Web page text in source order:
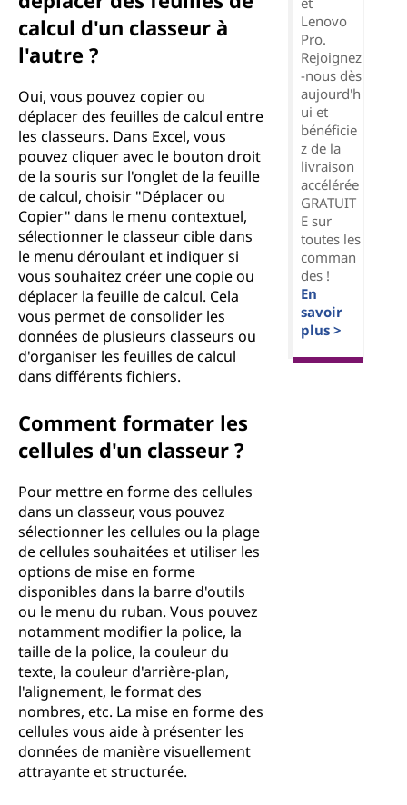
calcul d'un classeur à
l'autre ?
Oui, vous pouvez copier ou
déplacer des feuilles de calcul entre
les classeurs. Dans Excel, vous
pouvez cliquer avec le bouton droit
de la souris sur l'onglet de la feuille
de calcul, choisir "Déplacer ou
Copier" dans le menu contextuel,
sélectionner le classeur cible dans
le menu déroulant et indiquer si
vous souhaitez créer une copie ou
déplacer la feuille de calcul. Cela
vous permet de consolider les
données de plusieurs classeurs ou
d'organiser les feuilles de calcul
dans différents fichiers.
Comment formater les
cellules d'un classeur ?
Pour mettre en forme des cellules
dans un classeur, vous pouvez
sélectionner les cellules ou la plage
de cellules souhaitées et utiliser les
options de mise en forme
disponibles dans la barre d'outils
ou le menu du ruban. Vous pouvez
notamment modifier la police, la
taille de la police, la couleur du
texte, la couleur d'arrière-plan,
l'alignement, le format des
nombres, etc. La mise en forme des
cellules vous aide à présenter les
données de manière visuellement
attrayante et structurée.
Lenovo
Pro.
Rejoignez
-nous dès
aujourd'h
ui et
bénéficie
z de la
livraison
accélérée
GRATUIT
E sur
toutes les
comman
des !
En
savoir
plus >